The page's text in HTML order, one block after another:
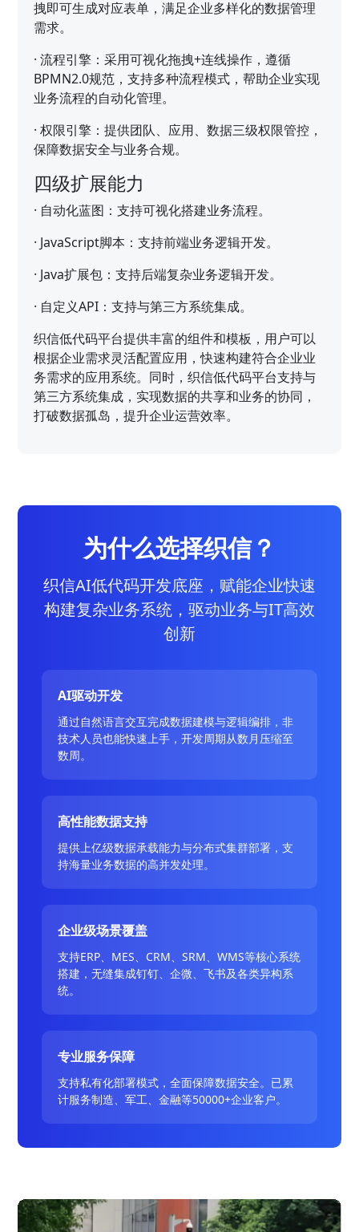
拽即可生成对应表单，满足企业多样化的数据管理
需求。
·流程引擎：采用可视化拖拽+连线操作，遵循
BPMN2.0规范，支持多种流程模式，帮助企业实现
业务流程的自动化管理。
·权限引擎：提供团队、应用、数据三级权限管控，
保障数据安全与业务合规。
四级扩展能力
· 自动化蓝图：支持可视化搭建业务流程。
· JavaScript脚本：支持前端业务逻辑开发。
· Java扩展包：支持后端复杂业务逻辑开发。
· 自定义API：支持与第三方系统集成。
织信低代码平台提供丰富的组件和模板，用户可以
根据企业需求灵活配置应用，快速构建符合企业业
务需求的应用系统。同时，织信低代码平台支持与
第三方系统集成，实现数据的共享和业务的协同，
打破数据孤岛，提升企业运营效率。
为什么选择织信？
织信AI低代码开发底座，赋能企业快速
构建复杂业务系统，驱动业务与IT高效
创新
AI驱动开发
通过自然语言交互完成数据建模与逻辑编排，非
技术人员也能快速上手，开发周期从数月压缩至
数周。
高性能数据支持
提供上亿级数据承载能力与分布式集群部署，支
持海量业务数据的高并发处理。
企业级场景覆盖
支持ERP、MES、CRM、SRM、WMS等核心系统
搭建，无缝集成钉钉、企微、飞书及各类异构系
统。
专业服务保障
支持私有化部署模式，全面保障数据安全。已累
计服务制造、军工、金融等50000+企业客户。